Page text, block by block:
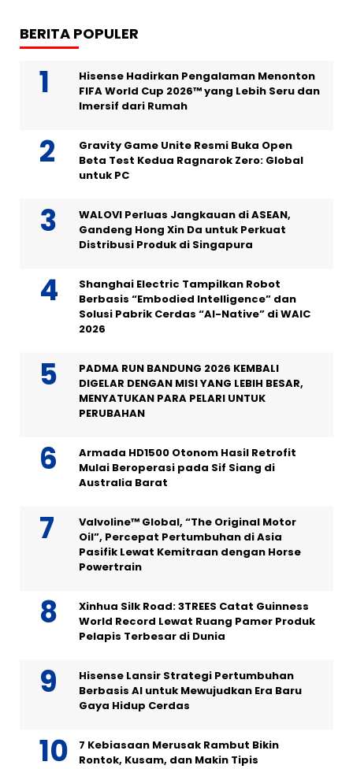
BERITA POPULER
Hisense Hadirkan Pengalaman Menonton
FIFA World Cup 2026™ yang Lebih Seru dan
Imersif dari Rumah
Gravity Game Unite Resmi Buka Open
Beta Test Kedua Ragnarok Zero: Global
untuk PC
WALOVI Perluas Jangkauan di ASEAN,
Gandeng Hong Xin Da untuk Perkuat
Distribusi Produk di Singapura
Shanghai Electric Tampilkan Robot
Berbasis “Embodied Intelligence” dan
Solusi Pabrik Cerdas “AI-Native” di WAIC
2026
PADMA RUN BANDUNG 2026 KEMBALI
DIGELAR DENGAN MISI YANG LEBIH BESAR,
MENYATUKAN PARA PELARI UNTUK
PERUBAHAN
Armada HD1500 Otonom Hasil Retrofit
Mulai Beroperasi pada Sif Siang di
Australia Barat
Valvoline™ Global, “The Original Motor
Oil”, Percepat Pertumbuhan di Asia
Pasifik Lewat Kemitraan dengan Horse
Powertrain
Xinhua Silk Road: 3TREES Catat Guinness
World Record Lewat Ruang Pamer Produk
Pelapis Terbesar di Dunia
Hisense Lansir Strategi Pertumbuhan
Berbasis AI untuk Mewujudkan Era Baru
Gaya Hidup Cerdas
7 Kebiasaan Merusak Rambut Bikin
Rontok, Kusam, dan Makin Tipis